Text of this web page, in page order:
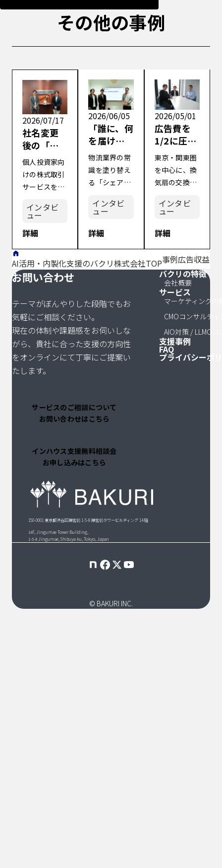
その他の事例
2026/07/17
社名変更
後の「知
名度の
壁」を突
破し、組
織の数値
意識まで
変えたバ
クリの圧
量。
個人投資家向
けの株式取引
サービスを展
ブランドとし
を切った株式
会社SBIネオ
トレード証券
様。しかし、
う知名度の低
下と、社内の
マーケティン
グ専門人材の
不足という二
重苦に直面し
ていました。
インタビ
ュー
詳細
2026/06/05
「誰に、何
を届ける
か」の混
迷を打
破。LTV 4
した、バ
クリによ
るマーケ
ティング
の全体最
適と圧倒
物流業界の常
識を塗り替え
る「シェアリ
フォーム」を
長を続ける株
し、その裏側
場ニーズの乖
離という、成
長企業特有の
「痛みを伴う
課題」に直面
インタビ
ュー
詳細
2026/05/01
広告費を
1/2に圧縮
し、成果
を最大
化。レス
速さが信
頼を生
む、現場
目線のマ
ーケティ
ング支援
で組織を
強くす
る。
東京・関東圏
を中心に、換
気扇の交換施
がける「換気
インフラを支
って、Web集
客は生命線で
すが、以前は
「高い手数料
に見合わない
成果」に頭を
悩ませていま
した。バクリ
との出会いに
インタビ
ュー
詳細
AI活用・内製化支援のバクリ株式会社TOP事例広告収益
お問い合わせ
テーマがぼんやりした段階でもお
気軽にご相談ください。
現在の体制や課題感をお伺いしな
がら、貴社に合った支援の方向性
をオンラインにて丁寧にご提案い
たします。
サービスのご相談について
お問い合わせはこちら
インハウス支援無料相談会
お申し込みはこちら
サイトマッ
バクリの特徴
会社概要
サービス
マーケティング内
CMOコンサルテ
AIO対策 / LLMO
支援事例
FAQ
プライバシーポ
150-0001 東京都渋谷区神宮前 1-5-8 神宮前タワービルディング 14 階
14F, Jingumae Tower Building,
1-5-8 Jingumae, Shibuya-ku, Tokyo, Japan
© BAKURI INC.